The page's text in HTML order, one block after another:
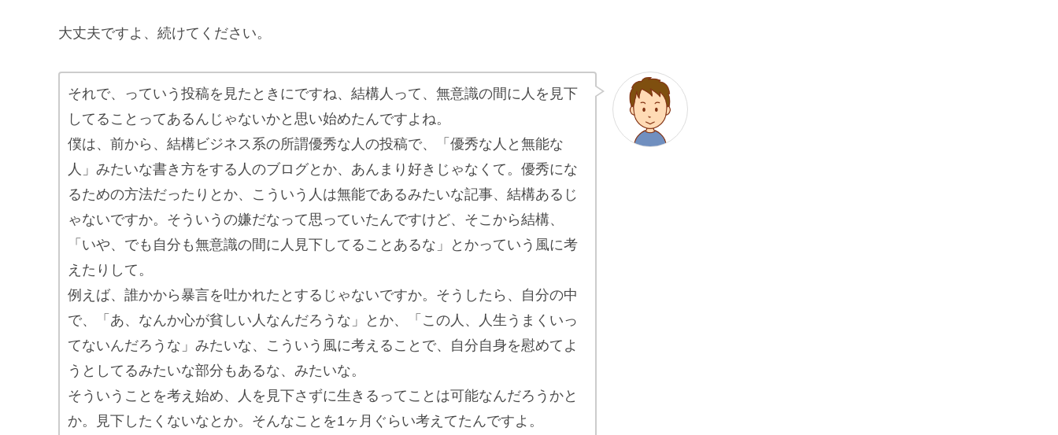
大丈夫ですよ、続けてください。
それで、っていう投稿を見たときにですね、結構人って、無意識の間に人を見下
してることってあるんじゃないかと思い始めたんですよね。
僕は、前から、結構ビジネス系の所謂優秀な人の投稿で、「優秀な人と無能な
人」みたいな書き方をする人のブログとか、あんまり好きじゃなくて。優秀にな
るための方法だったりとか、こういう人は無能であるみたいな記事、結構あるじ
ゃないですか。そういうの嫌だなって思っていたんですけど、そこから結構、
「いや、でも自分も無意識の間に人見下してることあるな」とかっていう風に考
えたりして。
例えば、誰かから暴言を吐かれたとするじゃないですか。そうしたら、自分の中
で、「あ、なんか心が貧しい人なんだろうな」とか、「この人、人生うまくいっ
てないんだろうな」みたいな、こういう風に考えることで、自分自身を慰めてよ
うとしてるみたいな部分もあるな、みたいな。
そういうことを考え始め、人を見下さずに生きるってことは可能なんだろうかと
か。見下したくないなとか。そんなことを1ヶ月ぐらい考えてたんですよ。